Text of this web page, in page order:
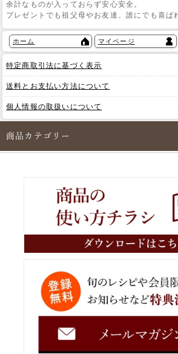
余計なものが入っておらず安心安全。
プレゼントでも祖父母やお友達、誰にでも喜ば
ホーム マイページ
特定商取引法に基づく表示
送料とお支払い方法について
個人情報の取扱いについて
商品カテゴリー